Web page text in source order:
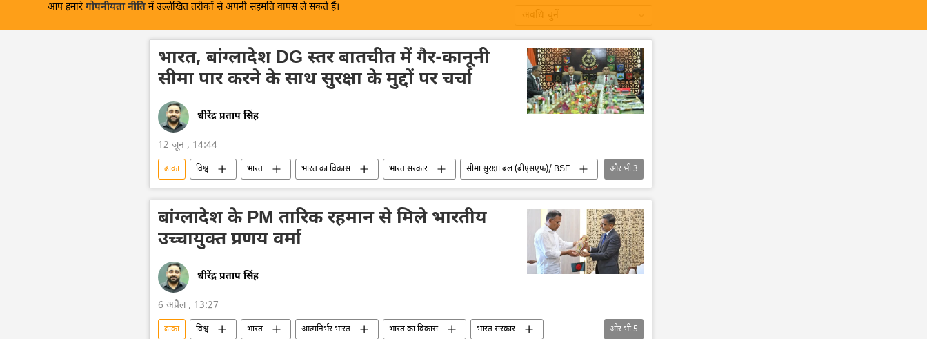
आप हमारे गोपनीयता नीति में उल्लेखित तरीकों से अपनी सहमति वापस ले सकते हैं।
अवधि चुनें
भारत, बांग्लादेश DG स्तर बातचीत में गैर-कानूनी
सीमा पार करने के साथ सुरक्षा के मुद्दों पर चर्चा
धीरेंद्र प्रताप सिंह
12 जून , 14:44
ढाका विश्व भारत भारत का विकास भारत सरकार
सीमा सुरक्षा बल (बीएसएफ)/ BSF
बांग्लादेश
सीमा विवाद द्विपक्षीय रिश्ते
और भी3
बांग्लादेश के PM तारिक रहमान से मिले भारतीय
उच्चायुक्त प्रणय वर्मा
धीरेंद्र प्रताप सिंह
6 अप्रैल , 13:27
ढाका विश्व भारत आत्मनिर्भर भारत भारत का विकास
भारत सरकार
और भी5